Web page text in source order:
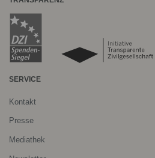
SERVICE
Kontakt
Presse
Mediathek